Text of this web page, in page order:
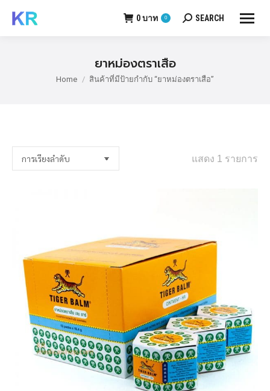
0บาท 0 Search:
SEARCH
ยาหม่องตราเสือ
You are here:
Home สินค้าที่มีป้ายกำกับ “ยาหม่องตราเสือ”
แสดง 1 รายการ